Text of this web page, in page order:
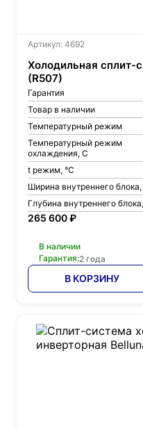
Артикул: 4692
Холодильная сплит-
(R507)
Гарантия
Товар в наличии
Температурный режим
Температурный режим
охлаждения, С
t режим, °С
Ширина внутреннего
Глубина внутреннего
265 600 ₽
В наличии
Гарантия:2 года
В КОРЗИНУ